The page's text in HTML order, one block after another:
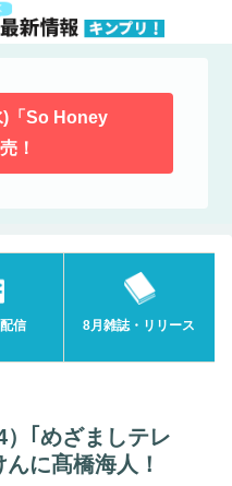
)「So Honey
！
信 8月雑誌・リリース
）｢めざましテレ
に髙橋海人！